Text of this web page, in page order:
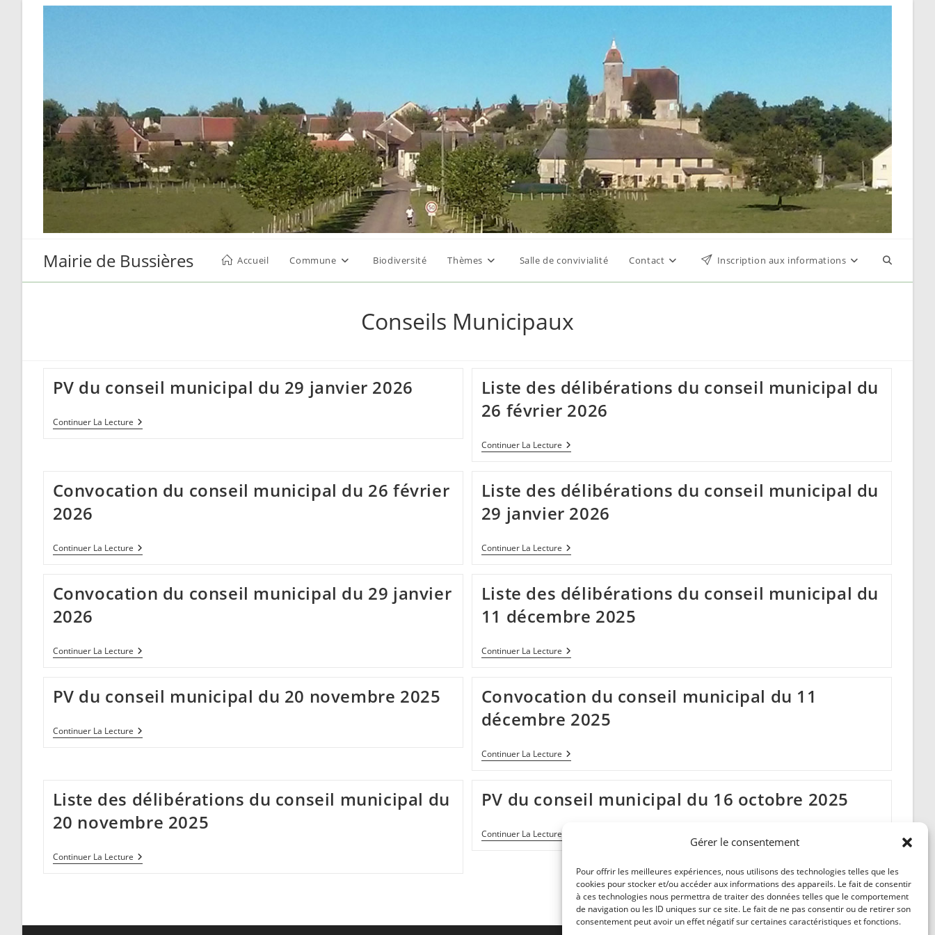
Gérer le consentement
Pour offrir les meilleures expériences, nous utilisons des technologies telles que les
cookies pour stocker et/ou accéder aux informations des appareils. Le fait de consentir
à ces technologies nous permettra de traiter des données telles que le comportement
de navigation ou les ID uniques sur ce site. Le fait de ne pas consentir ou de retirer son
consentement peut avoir un effet négatif sur certaines caractéristiques et fonctions.
Mairie de Bussières Accueil Commune Biodiversité Thèmes Salle de convivialité Contact Inscription aux informations Toggle
Conseils Municipaux
PV du conseil municipal du 29 janvier 2026
Continuer La LecturePV
Du
Janvier
2026
Liste des délibérations du conseil municipal du
26 février 2026
Continuer La LectureListe
Des
Conseil
Municipal
Du
26
2026
Convocation du conseil municipal du 26 février
2026
Continuer La LectureConvocation
Du
Du
26
Liste des délibérations du conseil municipal du
29 janvier 2026
Continuer La LectureListe
Des
Conseil
Municipal
Du
29
2026
Convocation du conseil municipal du 29 janvier
2026
Continuer La LectureConvocation
Du
Du
29
2026
Liste des délibérations du conseil municipal du
11 décembre 2025
Continuer La LectureListe
Des
Conseil
Municipal
Du
11
2025
PV du conseil municipal du 20 novembre 2025
Continuer La LecturePV
Du
Novembre
2025
Convocation du conseil municipal du 11
décembre 2025
Continuer La LectureConvocation
Du
Du
11
2025
Liste des délibérations du conseil municipal du
20 novembre 2025
Continuer La LectureListe
Des
Du
PV du conseil municipal du 16 octobre 2025
Continuer La LecturePV
Du
Municipal
Octobre
2025
Go to the previous page
1 2 3 4 5 … 23 Aller à la